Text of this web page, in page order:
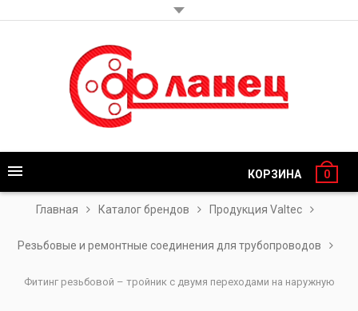
КОРЗИНА 0
Главная Каталог брендов Продукция Valtec
Резьбовые и ремонтные соединения для трубопроводов
Фитинг резьбовой – тройник с двумя переходами на наружную